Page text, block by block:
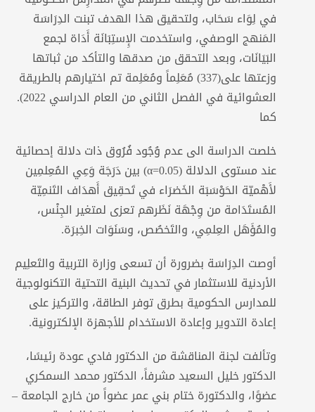
في لِوَاء سَحَاب، ولتحقيق هذا الهدف تبنت الدِرَاسَة
المَنهج الوصفي، واستخدمت الإِستِبَانَة أَدَاة لجمع
البَيَانَات، وبعد التحقق من صدقها والتأكد من ثباتها
وزعتها على(337) مُعَلِماً ومُعَلِمة تم اختيارهم بالطريقة
العشوائية في الفصل الثاني من العام الدراسي 2022).
كما
خلصت الدراسة الى عدم وُجُود فُرُوق ذات دلالة إحصائية
عند مستوى الدلالة (α=0.05) بين دَرَجَة وَعِي المُعِلمِين
لأَهْميّة الحَوْسَبَة الخَضرَاء في تَحقِيق أَهدَاف التَنمِيّة
المُستَدَامة من وِجْهَة نَظَرهم تعزى لمتغير الجِنْس،
والمُؤَهَل العِلمِي، والتَخصُص، وسَنَوَات الخِبرَة.
أوصت الدِرَاسَة بضرورة أن تسعى وزارة التربية والتَعلِيم
الأردنية للاستثمار في تحديث البنية التحتية التكنولوجية
للمدارس الحكومية بطرق توفر الطاقة، والتركيز على
إعادة التدوير وإعادة الاستخدام للأجهزة الإلكترونية.
وتألفت لجنة المناقشة من الدكتور فادي عودة رئيسًا،
الدكتور خليل السعيد مشرفاً، الدكتور محمد السمكري
عضوًا، والدكتورة ختام بني عمر عضواً من خارج الجامعة –